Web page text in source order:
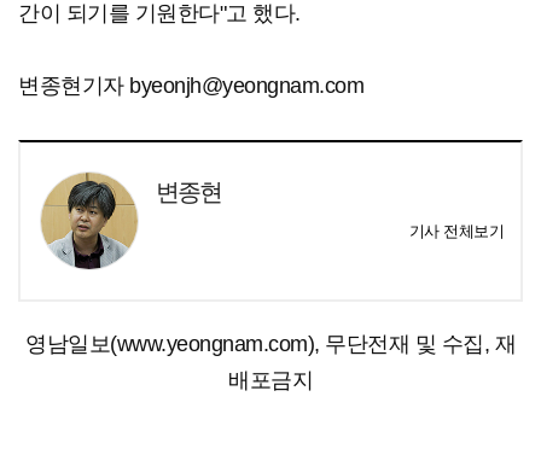
간이 되기를 기원한다"고 했다.
변종현기자 byeonjh@yeongnam.com
변종현
기사 전체보기
영남일보(www.yeongnam.com), 무단전재 및 수집, 재
배포금지